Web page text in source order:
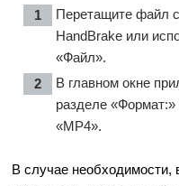
Перетащите файл
HandBrake или
«Файл».
В главном окне
разделе
«MP4».
В случае необходимости,